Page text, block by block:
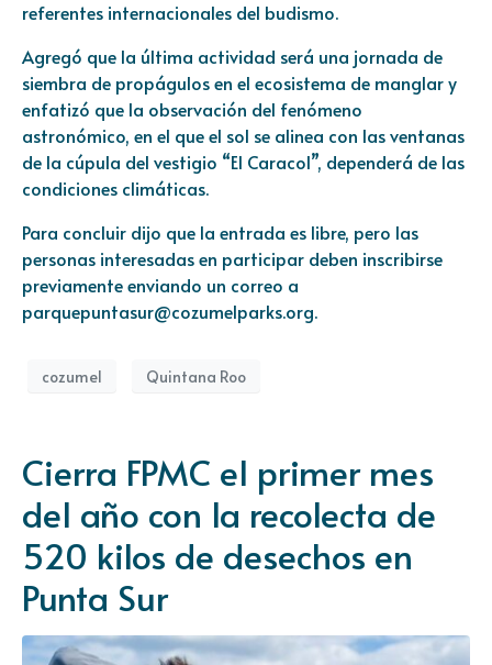
referentes internacionales del budismo.
Agregó que la última actividad será una jornada de
siembra de propágulos en el ecosistema de manglar y
enfatizó que la observación del fenómeno
astronómico, en el que el sol se alinea con las ventanas
de la cúpula del vestigio “El Caracol”, dependerá de las
condiciones climáticas.
Para concluir dijo que la entrada es libre, pero las
personas interesadas en participar deben inscribirse
previamente enviando un correo a
parquepuntasur@cozumelparks.org.
cozumel Quintana Roo
Cierra FPMC el primer mes
del año con la recolecta de
520 kilos de desechos en
Punta Sur